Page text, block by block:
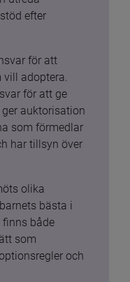
efter
för att
vill adoptera.
för att ge
auktorisation
som förmedlar
har tillsyn över
olika
bästa i
finns både
som
och